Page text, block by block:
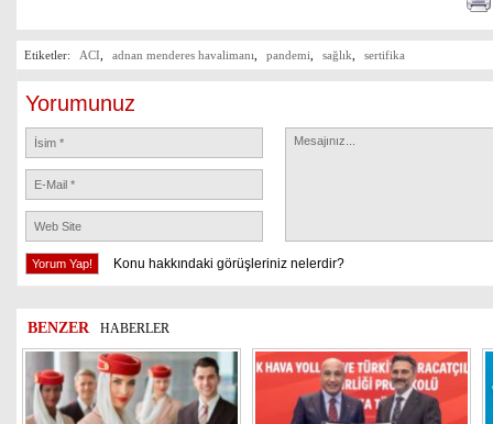
Etiketler: ACI adnan menderes havalimanı pandemi sağlık sertifika
Yorumunuz
Konu hakkındaki görüşleriniz nelerdir?
BENZER HABERLER